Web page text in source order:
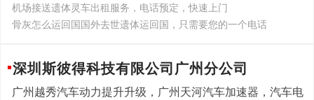
机场接送遗体灵车出租服务，电话预定，快速上门
骨灰怎么运回国国外去世遗体运回国，只需要您的一个电话
深圳斯彼得科技有限公司广州分公司
广州越秀汽车动力提升升级，广州天河汽车加速器，汽车电